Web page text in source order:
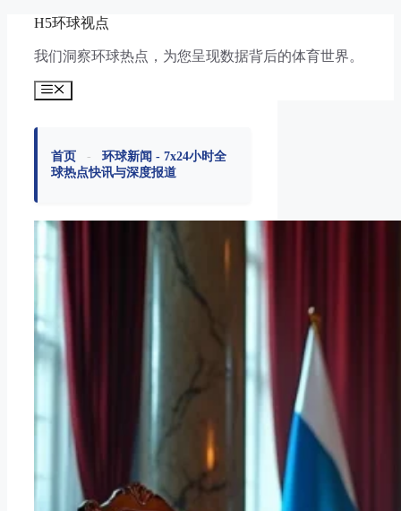
H5环球视点
我们洞察环球热点，为您呈现数据背后的体育世界。
菜
首页 -
环球新闻 - 7x24小时全
球热点快讯与深度报道